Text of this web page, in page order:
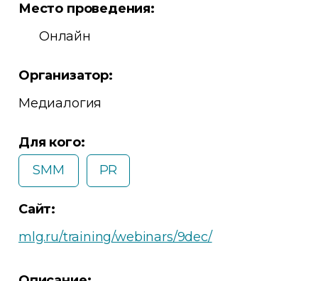
Место проведения:
Онлайн
Организатор:
Медиалогия
Для кого:
SMM
PR
Сайт:
mlg.ru/training/webinars/9dec/